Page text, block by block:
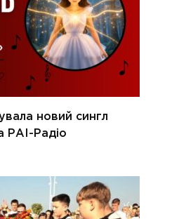
новий сингл
РАІ-Радіо